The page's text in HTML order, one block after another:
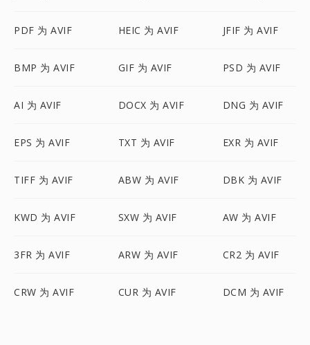
PDF 为 AVIF HEIC 为 AVIF JFIF 为 AVIF
BMP 为 AVIF GIF 为 AVIF PSD 为 AVIF
AI 为 AVIF DOCX 为 AVIF DNG 为 AVIF
EPS 为 AVIF TXT 为 AVIF EXR 为 AVIF
TIFF 为 AVIF ABW 为 AVIF DBK 为 AVIF
KWD 为 AVIF SXW 为 AVIF AW 为 AVIF
3FR 为 AVIF ARW 为 AVIF CR2 为 AVIF
CRW 为 AVIF CUR 为 AVIF DCM 为 AVIF